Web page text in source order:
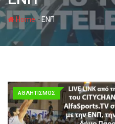
Home- ΕΝΠ
ΑΘΛΗΤΙΣΜΟΣ